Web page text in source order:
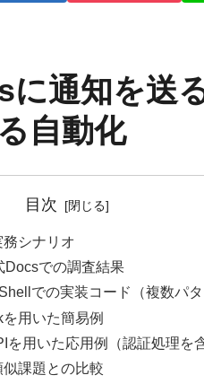
通知を送
自動化
目次
シナリオ
Docsでの調査結果
での実装コード（複数パタ
用いた簡易例
を用いた応用例（認証処理を
課題との比較